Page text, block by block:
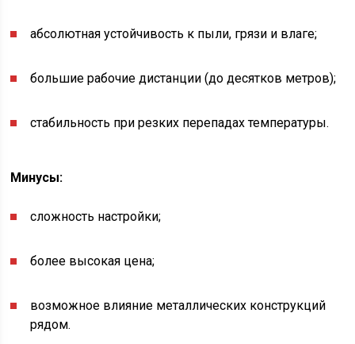
абсолютная устойчивость к пыли, грязи и влаге;
большие рабочие дистанции (до десятков метров);
стабильность при резких перепадах температуры.
Минусы:
сложность настройки;
более высокая цена;
возможное влияние металлических конструкций
рядом.